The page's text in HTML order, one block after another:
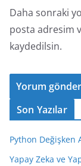
Daha sonraki
posta adresim
kaydedilsin.
Son Yazılar
Python Değişken
Yapay Zeka ve